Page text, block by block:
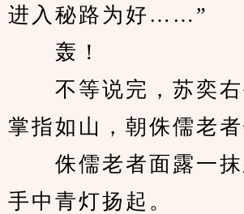
进入秘路为好……”
轰！
不等说完，苏奕右
掌指如山，朝侏儒老者
侏儒老者面露一抹
手中青灯扬起。